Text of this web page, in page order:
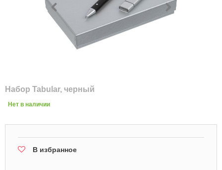
Набор Tabular, черный
Нет в наличии
В избранное